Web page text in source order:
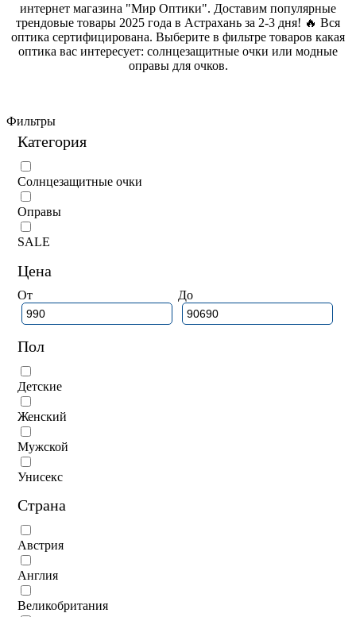
интернет магазина "Мир Оптики". Доставим популярные
трендовые товары 2025 года в Астрахань за 2-3 дня! 🔥 Вся
оптика сертифицирована. Выберите в фильтре товаров какая
оптика вас интересует: солнцезащитные очки или модные
оправы для очков.
Фильтры
Категория
Солнцезащитные очки
Оправы
SALE
Цена
От До
Пол
Детские
Женский
Мужской
Унисекс
Страна
Австрия
Англия
Великобритания